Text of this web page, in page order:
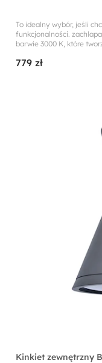
To idealny wybór, jeśli
funkcjonalności.
barwie 3000 K, które
779 zł
Kinkiet zewnętrzny